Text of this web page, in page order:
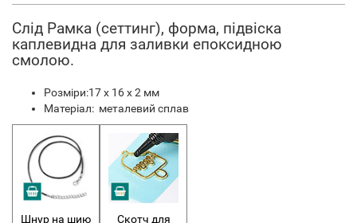
Слід Рамка (сеттинг), форма, підвіска
каплевидна для заливки епоксидною
смолою.
Розміри:17 х 16 х 2 мм
Матеріал: металевий сплав
Шнур на шию Скотч для